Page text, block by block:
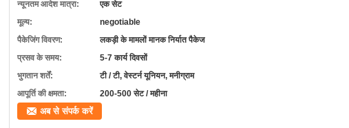
न्यूनतम आदेश मात्रा:
एक सेट
मूल्य:
negotiable
पैकेजिंग विवरण:
लकड़ी के मामलों मानक निर्यात पैकेज
प्रसव के समय:
5-7 कार्य दिवसों
भुगतान शर्तें:
टी / टी, वेस्टर्न यूनियन, मनीग्राम
आपूर्ति की क्षमता:
200-500 सेट / महीना
अब से संपर्क करें